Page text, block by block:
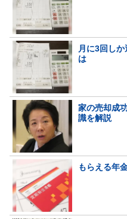
月に3回し
は
家の売却成
識を解説
もらえる年